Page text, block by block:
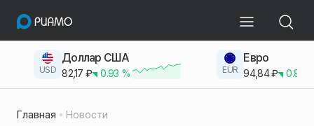
USD
Доллар США
82,17 ₽ 0.93 % EUR
Евро
94,84₽ 0.83
Главная Новости